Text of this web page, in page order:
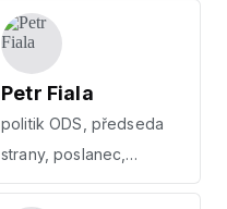
Petr Fiala
politik ODS, předseda
strany, poslanec,
předseda vlády